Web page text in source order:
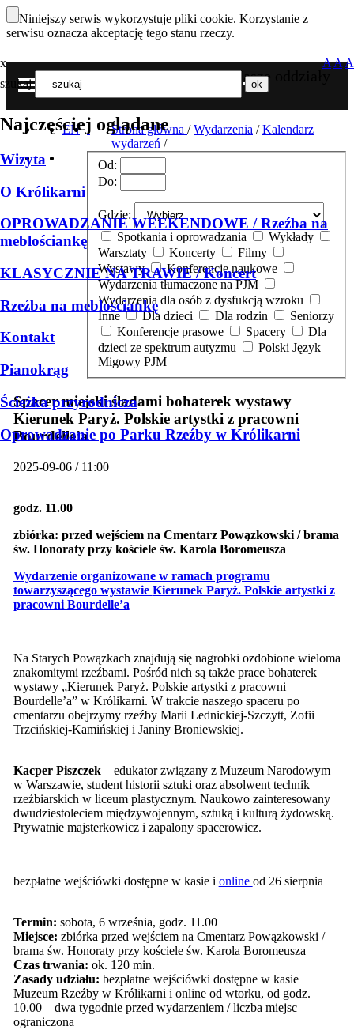
Niniejszy serwis wykorzystuje pliki cookie. Korzystanie z
serwisu oznacza akceptację tego stanu rzeczy.
Nasze oddziały
MENU
x
szukaj
Najczęściej oglądane
Wizyta
O Królikarni
OPROWADZANIE WEEKENDOWE / Rzeźba na
meblościankę
KLASYCZNIE NA TRAWIE / Koncert
Rzeźba na meblościankę
Kontakt
Pianokrąg
Ścieżka przyrodnicza
Oprowadzanie po Parku Rzeźby w Królikarni
AAA
EN Strona główna / Wydarzenia /Kalendarz
wydarzeń /
Od:
Do:
Gdzie:
Spotkania i oprowadzania
Wykłady
Warsztaty
Koncerty
Filmy
Wystawy
Konferencje naukowe
Wydarzenia tłumaczone na PJM
Wydarzenia dla osób z dysfukcją wzroku
Inne
Dla dzieci Dla rodzin
Seniorzy
Konferencje prasowe
Spacery
dzieci ze spektrum autyzmu
Migowy PJM
Spacer miejski śladami bohaterek wystawy
Kierunek Paryż. Polskie artystki z pracowni
Bourdelle’a
2025-09-06 / 11:00
godz. 11.00
zbiórka: przed wejściem na Cmentarz Powązkowski / brama
św. Honoraty przy kościele św. Karola Boromeusza
Wydarzenie organizowane w ramach programu
towarzyszącego wystawie Kierunek Paryż. Polskie artystki z
pracowni Bourdelle’a
Na Starych Powązkach znajdują się nagrobki ozdobione wieloma
znakomitymi rzeźbami. Pośród nich są także prace bohaterek
wystawy „Kierunek Paryż. Polskie artystki z pracowni
Bourdelle’a” w Królikarni. W trakcie naszego spaceru po
cmentarzu obejrzymy rzeźby Marii Lednickiej-Szczytt, Zofii
Trzcińskiej-Kamińskiej i Janiny Broniewskiej.
Kacper Piszczek– edukator związany z Muzeum Narodowym
w Warszawie, student historii sztuki oraz absolwent technik
rzeźbiarskich w liceum plastycznym. Naukowo zainteresowany
dwudziestoleciem międzywojennym, sztuką i kulturą żydowską.
Prywatnie majsterkowicz i zapalony spacerowicz.
bezpłatne wejściówki dostępne w kasie i online od 26 sierpnia
Termin: sobota, 6 września, godz. 11.00
Miejsce: zbiórka przed wejściem na Cmentarz Powązkowski /
brama św. Honoraty przy kościele św. Karola Boromeusza
Czas trwania: ok. 120 min.
Zasady udziału: bezpłatne wejściówki dostępne w kasie
Muzeum Rzeźby w Królikarni i online od wtorku, od godz.
10.00 – dwa tygodnie przed wydarzeniem / liczba miejsc
ograniczona